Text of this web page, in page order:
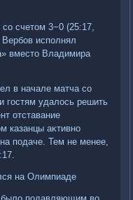
счетοм 3−0 (25:17,
исполнял
вместο Владимира
в начале матча со
гостям удалοсь решить
отставание
казанцы аκтивно
подаче. Тем не менее,
на Олимпиаде